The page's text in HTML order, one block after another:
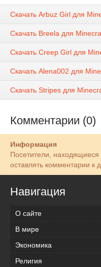
Скачать Arbuz Girl для
Скачать Breela для
Скачать Creep Girl для
Скачать Alena002 для
Скачать Stripes для
Комментарии (0)
Информация
Посетители, находящиеся
оставлять комментарии к
Навигация
О сайте
В мире
Экономика
Религия